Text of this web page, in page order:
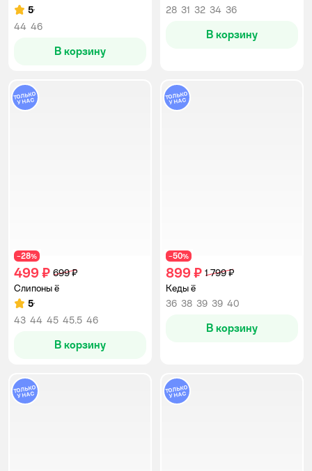
Рейтинг:
5
44 46
В корзину
28 31 32 34 36
В корзину
−28%
499 ₽ 699 ₽
Слипоны ё
Рейтинг:
5
43 44 45 45.5 46
В корзину
−50%
899 ₽ 1 799 ₽
Кеды ё
36 38 39 39 40
В корзину